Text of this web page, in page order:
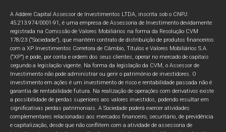
A Addere Capital Assessor de Investimentos LTDA, inscrita sob o CNPJ:
45.213.974/0001-91, é uma empresa de Assessoria de Investimento devidamente
registrada na Comissão de Valores Mobiliários na forma da Resolução CVM
178/23 (“Sociedade”), que mantém contrato de distribuição de produtos financeiros
com a XP Investimentos Corretora de Câmbio, Títulos e Valores Mobiliários S.A.
(“XP”) e pode, por conta e ordem dos seus clientes, operar no mercado de capitais
segundo a legislação vigente. Na forma da legislação da CVM, o Assessor de
Investimento não pode administrar ou gerir o patrimônio de investidores. O
investimento em ações é um investimento de risco e rentabilidade passada não é
garantia de rentabilidade futura. Na realização de operações com derivativos existe
a possibilidade de perdas superiores aos valores investidos, podendo resultar em
significativas perdas patrimoniais. A Sociedade poderá exercer atividades
complementares relacionadas aos mercados financeiro, securitário, de previdência
e capitalização, desde que não conflitem com a atividade de assessoria de